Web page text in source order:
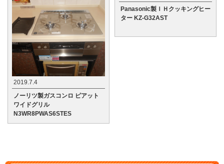
2019.7.4
ノーリツ製ガスコンロ ピアット
ワイドグリル
N3WR8PWAS6STES
Panasonic製ＩＨクッキングヒー
ター KZ-G32AST